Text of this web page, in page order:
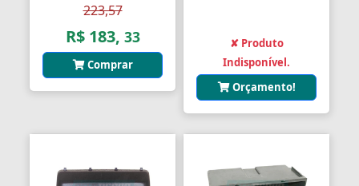
Barras Roscadas
Barras de Ling
Bases
223,57
R$ 183, 33
Comprar
✘ Produto
Indisponível.
Orçamento!